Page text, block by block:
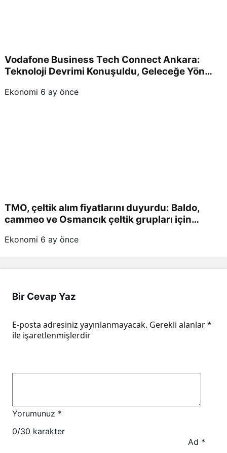
Vodafone Business Tech Connect Ankara:
Teknoloji Devrimi Konuşuldu, Geleceğe Yön
Ekonomi 6 ay önce
TMO, çeltik alım fiyatlarını duyurdu: Baldo,
cammeo ve Osmancık çeltik grupları için
Ekonomi 6 ay önce
Bir Cevap Yaz
E-posta adresiniz yayınlanmayacak. Gerekli alanlar*
ile işaretlenmişlerdir
Yorumunuz *
0/30 karakter
Ad *